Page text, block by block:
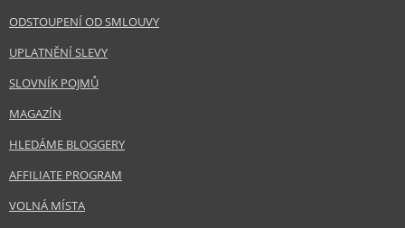
ODSTOUPENÍ OD SMLOUVY
UPLATNĚNÍ SLEVY
SLOVNÍK POJMŮ
MAGAZÍN
HLEDÁME BLOGGERY
AFFILIATE PROGRAM
VOLNÁ MÍSTA